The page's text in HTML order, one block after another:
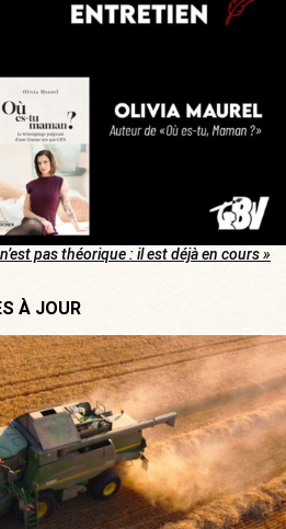
pas théorique : il est déjà en cours »
À JOUR